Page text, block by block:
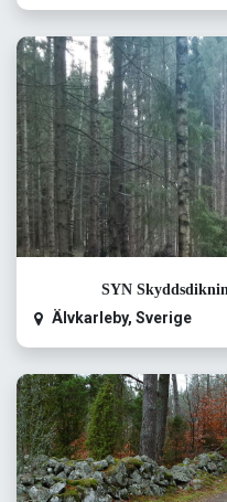
SYN
Älvkarleby, Sverige